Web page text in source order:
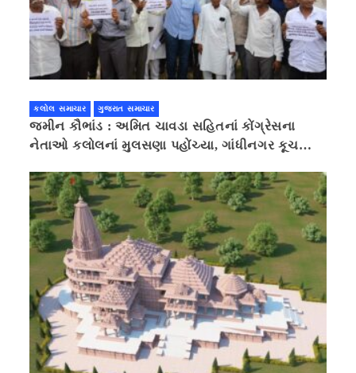
કલોલ સમાચાર ગુજરાત સમાચાર
જમીન કૌભાંડ : અમિત ચાવડા સહિતનાં કોંગ્રેસના
નેતાઓ કલોલનાં મુલસણા પહોંચ્યા, ગાંધીનગર કૂચ